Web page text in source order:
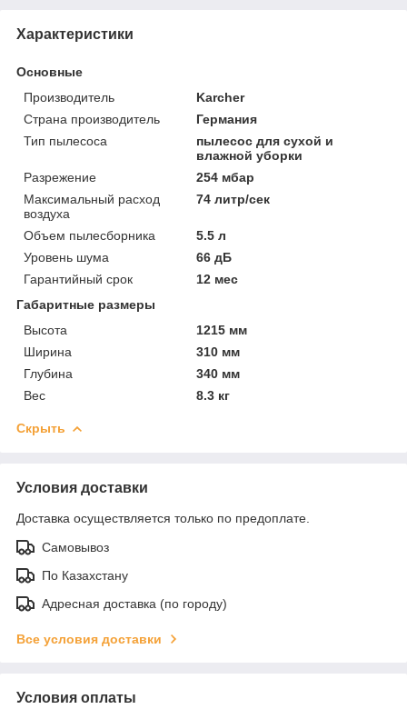
Характеристики
Основные
Производитель
Karcher
Страна производитель
Германия
Тип пылесоса
пылесос для сухой и
влажной уборки
Разрежение
254 мбар
Максимальный расход
воздуха
74 литр/сек
Объем пылесборника
5.5 л
Уровень шума
66 дБ
Гарантийный срок
12 мес
Габаритные размеры
Высота
1215 мм
Ширина
310 мм
Глубина
340 мм
Вес
8.3 кг
Скрыть
Условия доставки
Доставка осуществляется только по предоплате.
Самовывоз
По Казахстану
Адресная доставка (по городу)
Все условия доставки
Условия оплаты